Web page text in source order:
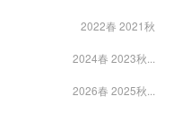
2022春 2021秋
2024春 2023秋...
2026春 2025秋...